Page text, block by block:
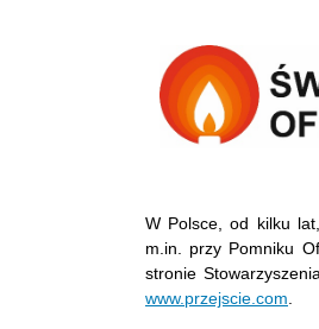
W Polsce, od kilku
m.in. przy Pomniku
stronie
www.przejscie.com.